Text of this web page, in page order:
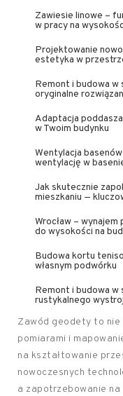
Zawiesie linowe –
w pracy na
Projektowanie
estetyka w
Remont i budowa w
oryginalne
Adaptacja
w Twoim budynku
Wentylacja
wentylację w
Jak skutecznie
mieszkaniu —
Wrocław –
do wysokości na
Budowa kortu
własnym podwórku
Remont i budowa w
rustykalnego
Zawód geodety to
pomiarami i
na kształtowanie
nowoczesnych
a zapotrzebowanie